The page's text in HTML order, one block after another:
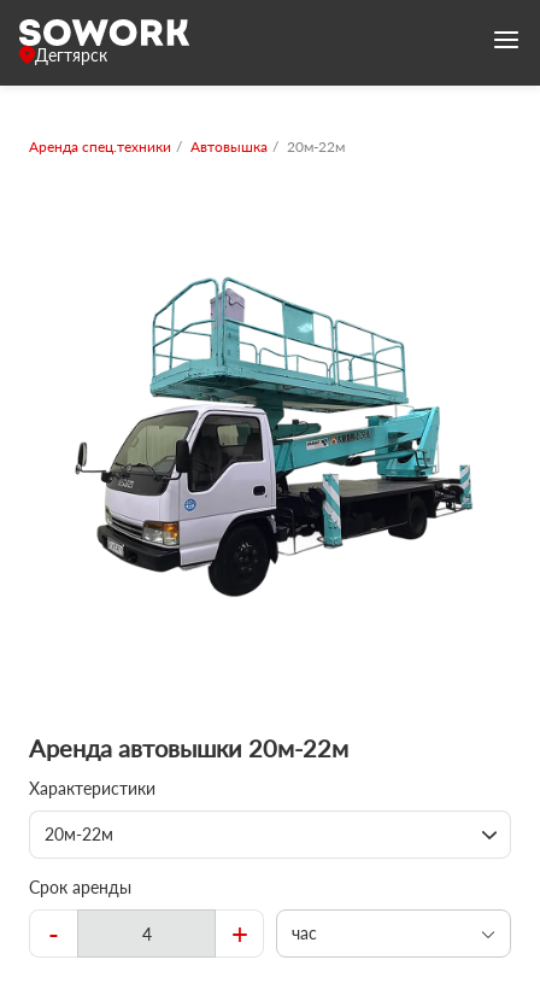
Дегтярск
Аренда спец.техники Автовышка 20м-22м
Аренда автовышки 20м-22м
Характеристики
20м-22м
Срок аренды
- + час